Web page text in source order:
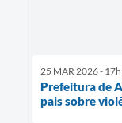
25 MAR 2026 -
Prefeitura de
pais sobre